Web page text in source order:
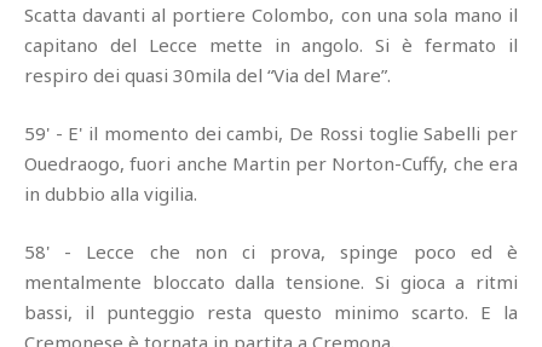
Scatta davanti al portiere Colombo, con una sola mano il
capitano del Lecce mette in angolo. Si è fermato il
respiro dei quasi 30mila del “Via del Mare”.
59' - E' il momento dei cambi, De Rossi toglie Sabelli per
Ouedraogo, fuori anche Martin per Norton-Cuffy, che era
in dubbio alla vigilia.
58' - Lecce che non ci prova, spinge poco ed è
mentalmente bloccato dalla tensione. Si gioca a ritmi
bassi, il punteggio resta questo minimo scarto. E la
Cremonese è tornata in partita a Cremona.